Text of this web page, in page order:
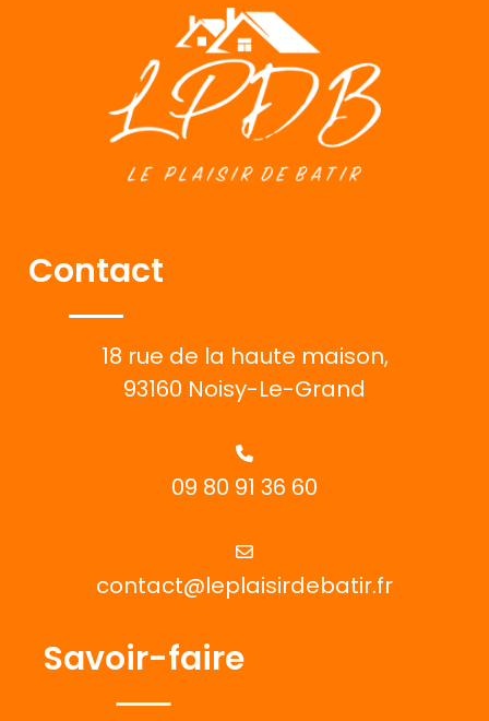
Contact
18 rue de la haute maison,
93160 Noisy-Le-Grand
09 80 91 36 60
contact@leplaisirdebatir.fr
Savoir-faire